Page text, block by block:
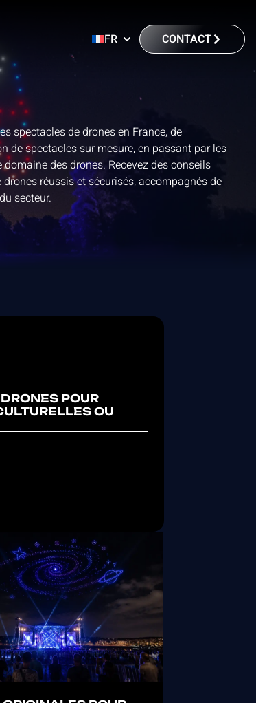
FR CONTACT
spectacles de drones en France, de
de spectacles sur mesure, en passant par les
des drones. Recevez des conseils
réussis et sécurisés, accompagnés de
secteur.
POUR
OU